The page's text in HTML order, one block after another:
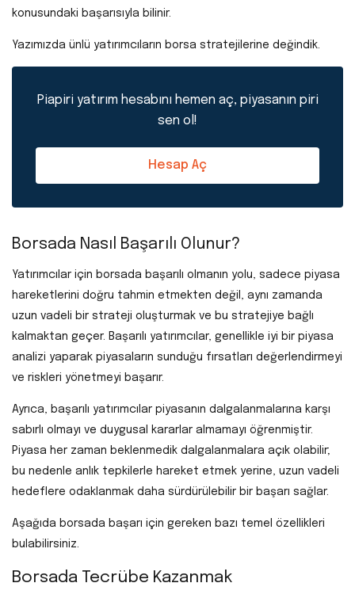
konusundaki başarısıyla bilinir.
Yazımızda ünlü yatırımcıların borsa stratejilerine değindik.
Piapiri yatırım hesabını hemen aç, piyasanın piri
sen ol!
Hesap Aç
Borsada Nasıl Başarılı Olunur?
Yatırımcılar için borsada başarılı olmanın yolu, sadece piyasa
hareketlerini doğru tahmin etmekten değil, aynı zamanda
uzun vadeli bir strateji oluşturmak ve bu stratejiye bağlı
kalmaktan geçer. Başarılı yatırımcılar, genellikle iyi bir piyasa
analizi yaparak piyasaların sunduğu fırsatları değerlendirmeyi
ve riskleri yönetmeyi başarır.
Ayrıca, başarılı yatırımcılar piyasanın dalgalanmalarına karşı
sabırlı olmayı ve duygusal kararlar almamayı öğrenmiştir.
Piyasa her zaman beklenmedik dalgalanmalara açık olabilir;
bu nedenle anlık tepkilerle hareket etmek yerine, uzun vadeli
hedeflere odaklanmak daha sürdürülebilir bir başarı sağlar.
Aşağıda borsada başarı için gereken bazı temel özellikleri
bulabilirsiniz.
Borsada Tecrübe Kazanmak